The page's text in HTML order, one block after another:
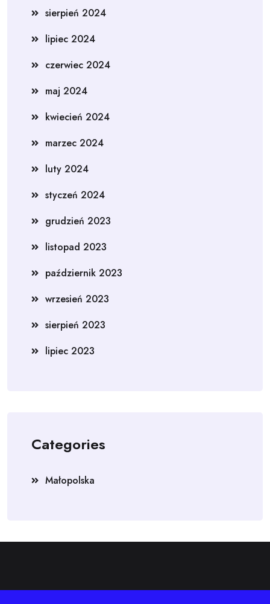
sierpień 2024
lipiec 2024
czerwiec 2024
maj 2024
kwiecień 2024
marzec 2024
luty 2024
styczeń 2024
grudzień 2023
listopad 2023
październik 2023
wrzesień 2023
sierpień 2023
lipiec 2023
Categories
Małopolska